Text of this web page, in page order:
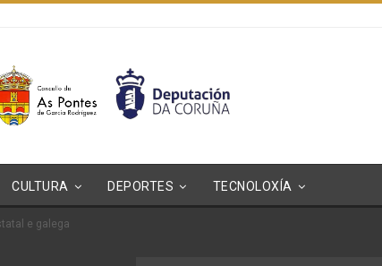
CULTURA DEPORTES TECNOLOXÍA
e galega